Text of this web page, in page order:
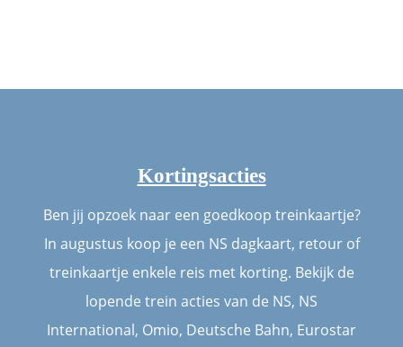
Kortingsacties
Ben jij opzoek naar een goedkoop treinkaartje?
In augustus koop je een NS dagkaart, retour of
treinkaartje enkele reis met korting. Bekijk de
lopende trein acties van de NS, NS
International, Omio, Deutsche Bahn, Eurostar